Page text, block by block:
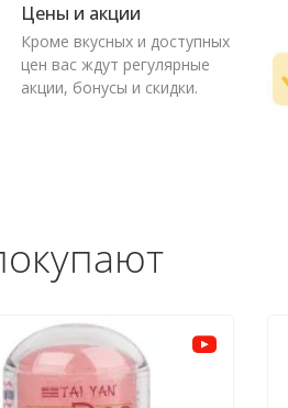
Цены и акции
Кроме вкусных и доступных
цен вас ждут регулярные
акции, бонусы и скидки.